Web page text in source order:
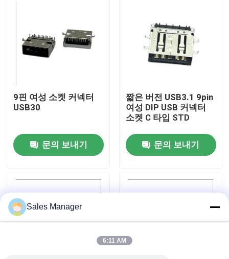
우리에 대하여
공장 여행
품질 관리
인용문을 요구하세요
USB 소켓 커넥터
9핀 여성 소켓 커넥터
USB30
문의 보내기
짧은 버전 USB3.1 9pin
여성 DIP USB 커넥터
소켓 C 타입 STD
문의 보내기
Sales Manager
6:11 AM